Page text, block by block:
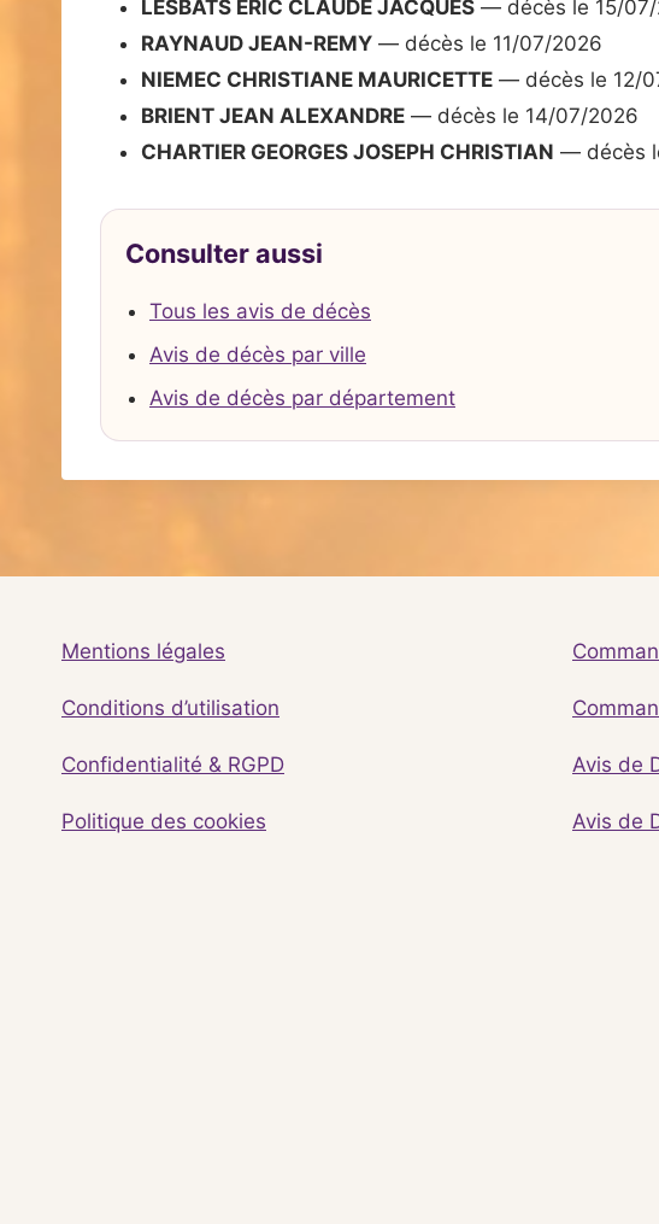
LESBATS ERIC CLAUDE JACQUES — décès le 15/
RAYNAUD JEAN-REMY — décès le 11/07/2026
NIEMEC CHRISTIANE MAURICETTE — décès le 12/
BRIENT JEAN ALEXANDRE — décès le 14/07/2026
CHARTIER GEORGES JOSEPH CHRISTIAN — décès
Consulter aussi
Tous les avis de décès
Avis de décès par ville
Avis de décès par département
Mentions légales
Conditions d’utilisation
Confidentialité & RGPD
Politique des cookies
Avis de
Avis de